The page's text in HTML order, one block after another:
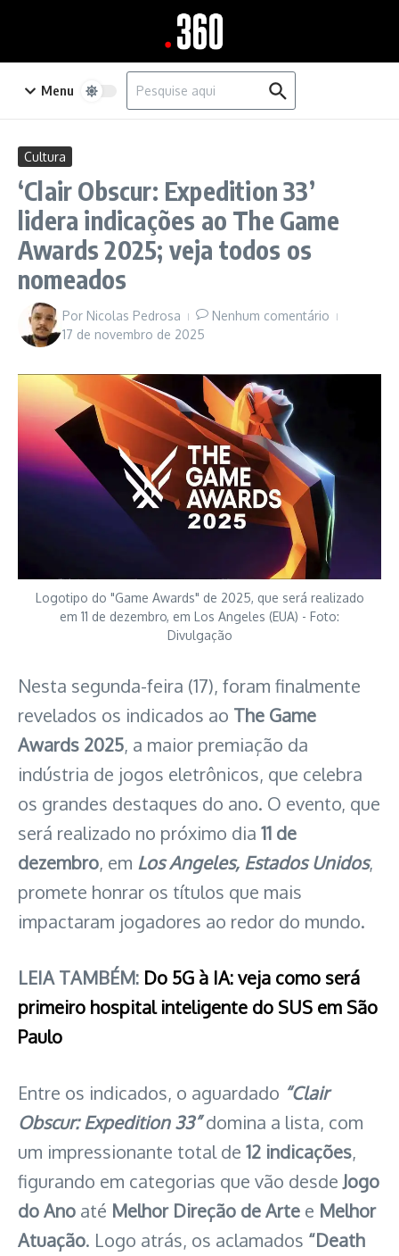
Menu
Procurar por:
Cultura
‘Clair Obscur: Expedition 33’
lidera indicações ao The Game
Awards 2025; veja todos os
nomeados
Por Nicolas Pedrosa
Nenhum comentário
17 de novembro de 2025
Logotipo do "Game Awards" de 2025, que será realizado
em 11 de dezembro, em Los Angeles (EUA) - Foto:
Divulgação
Nesta segunda-feira (17), foram finalmente
revelados os indicados ao The Game
Awards 2025, a maior premiação da
indústria de jogos eletrônicos, que celebra
os grandes destaques do ano. O evento, que
será realizado no próximo dia 11 de
dezembro, em Los Angeles, Estados Unidos,
promete honrar os títulos que mais
impactaram jogadores ao redor do mundo.
LEIA TAMBÉM: Do 5G à IA: veja como será
primeiro hospital inteligente do SUS em São
Paulo
Entre os indicados, o aguardado “Clair
Obscur: Expedition 33”domina a lista, com
um impressionante total de 12 indicações,
figurando em categorias que vão desde Jogo
do Ano até Melhor Direção de Arte e Melhor
Atuação. Logo atrás, os aclamados “Death